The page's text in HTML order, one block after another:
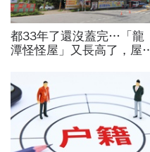
都33年了還沒蓋完…「龍
潭怪怪屋」又長高了，屋
蓋」原因曝光